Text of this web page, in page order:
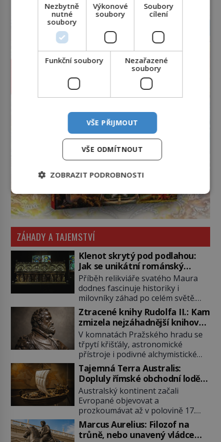
reklama
ZÁHADY A TAJEMSTVÍ
Klenot skrytý pod podlahou:
Jak se unikátní románský
poklad dostal do zapadlého
Bečova?
Příběh relikviáře svatého Maura
dodnes fascinuje historiky i
milovníky záhad po celém světě.
Tato románská zlatnická památka
ze 13. století je po českých
korunovačních klenotech druhým
nejcennějším movitým majetkem v
České republice. Přestože byl
klenot v roce 1985 po dramatickém
pátrání kriminalistů úspěšně
nalezen, jeho minulost stále
obestírá hustá mlha. Otázky, jak
přesně se tato […]
Ztracené knihy Rudolfa II.: Kam
zmizela nejzáhadnější knihovna
Evropy?
V komnatách Pražského hradu se
třpytí křišťály, astronomické
přístroje i podivné alchymistické
rukopisy. Císař Rudolf II.
shromažďuje vše, co souvisí s
tajemstvím přírody, hvězd i
lidského poznání. Jenže po jeho
smrti se jeho slavné sbírky začínají
rozpadat a část z nich mizí navždy.
Kdo odnesl nejvzácnější knihy? A
existují ještě někde zapomenuté
Tajemná Terra Australis:
Dopluly římské obchodní lodě
až do Austrálie?
Australský kontinent začali
Evropané objevovat a
prozkoumávat až v polovině 17.
století. Existuje však možnost, že
by se o tento vzdálený kontinent
Marcus Aurelius: Filozof na
trůně, nebo unavený vládce
Nezbytně
nutné
soubory
Výkonové
soubory
Soubory
cílení
Funkční soubory
Nezařazené
soubory
VŠE PŘIJMOUT
VŠE ODMÍTNOUT
ZOBRAZIT PODROBNOSTI